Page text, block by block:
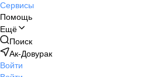
Сервисы
Помощь
Ещё
Поиск
Ак-Довурак
Войти